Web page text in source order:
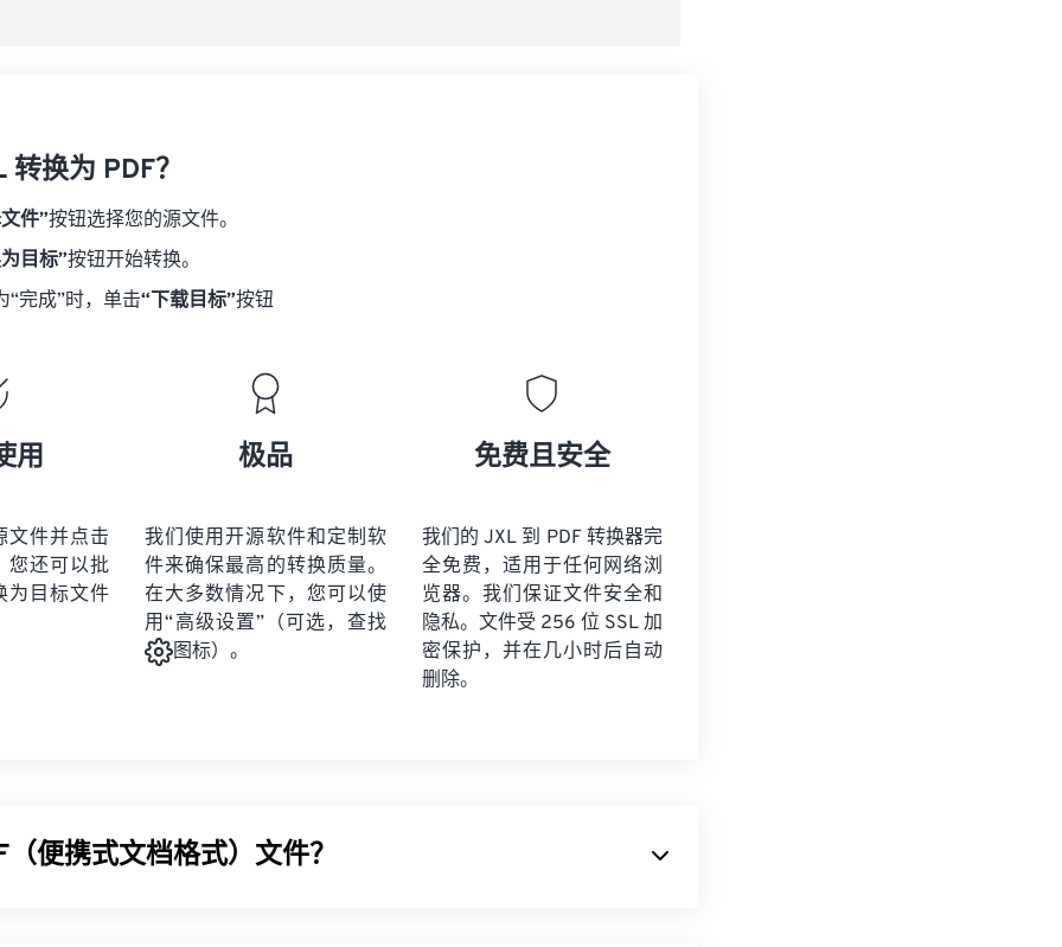
换为 PDF？
件”按钮选择您的源文件。
目标”按钮开始转换。
“完成”时，单击“下载目标”按钮
用
文件并点击
您还可以批
为目标文件
极品
我们使用开源软件和定制软
件来确保最高的转换质量。
在大多数情况下，您可以使
用“高级设置”（可选，查找
图标）。
免费且安全
我们的 JXL 到 PDF 转换器完
全免费，适用于任何网络浏
览器。我们保证文件安全和
隐私。文件受 256 位 SSL 加
密保护，并在几小时后自动
删除。
便携式文档格式）文件？